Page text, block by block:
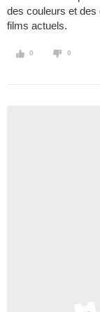
des couleurs et des
films actuels.
0 0